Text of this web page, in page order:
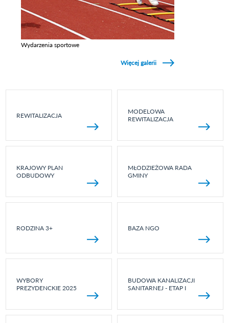
Wydarzenia sportowe
Więcej galerii
REWITALIZACJA
MODELOWA
REWITALIZACJA
KRAJOWY PLAN
ODBUDOWY
MŁODZIEŻOWA RADA
GMINY
RODZINA 3+ BAZA NGO
WYBORY
PREZYDENCKIE 2025
BUDOWA KANALIZACJI
SANITARNEJ - ETAP I